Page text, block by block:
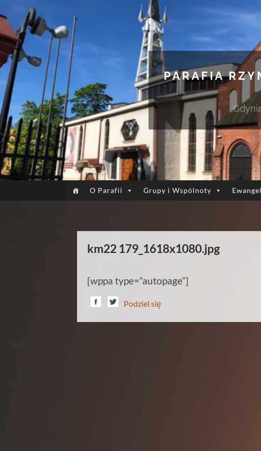
PARAFIA
O Parafii Grupy i Wspólnoty
km22 179_1618x1080.jpg
[wppa type=”autopage”]
Podziel się